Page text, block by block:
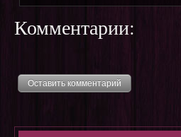
Комментарии:
Оставить комментарий